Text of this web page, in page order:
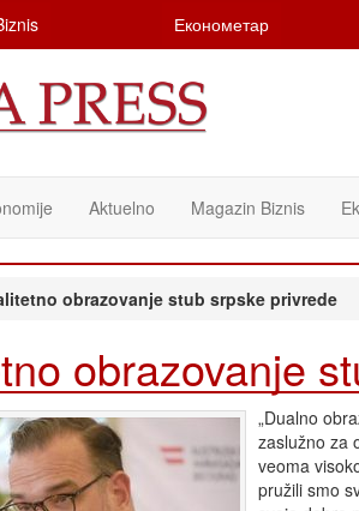
Економетар
Aktuelno Magazin Biznis
obrazovanje stub srpske privrede
obrazovanje
„Dualno
zaslužno za
veoma
pružili smo